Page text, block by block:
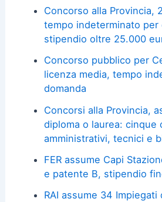
Concorso alla Provincia,
tempo indeterminato per
stipendio oltre 25.000
Concorso pubblico per
licenza media, tempo
domanda
Concorsi alla Provincia,
diploma o laurea: cinque
amministrativi, tecnici e
FER assume Capi
e patente B, stipendio
RAI assume 34